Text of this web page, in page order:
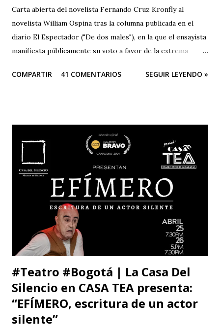
Carta abierta del novelista Fernando Cruz Kronfly al
novelista William Ospina tras la columna publicada en el
diario El Espectador ("De dos males"), en la que el ensayista
manifiesta públicamente su voto a favor de la extrema
de Colombia. Aquí la columna de Ospina . Revista Corónica
está claro y nada de esto se afectará. Pero, la publicidad de
tu documento me obliga a hablarte en público. Entonces,
debo decirte que tu decisión de preferir al Zorro sobre el
Santo me ha llenado de estupor. No necesitabas explicarla
de una manera tan aterradora. Lo de menos es tu voto
anunciado, del que eres libre y soberano. Se trata de una
decisión que, por supuesto, no comparto pero que
respeto. Así es como suele decirse, con educación? Pero, lo
que me ll...
COMPARTIR 41 COMENTARIOS SEGUIR LEYENDO »
#Teatro #Bogotá | La Casa Del
Silencio en CASA TEA presenta:
“EFÍMERO, escritura de un actor
silente”